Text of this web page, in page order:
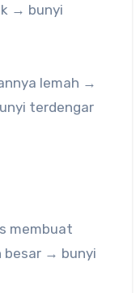
→ bunyi
lemah →
terdengar
besar → bunyi